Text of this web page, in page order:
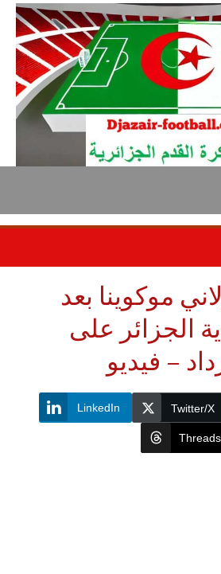
بعد
على
فيديو
LinkedIn